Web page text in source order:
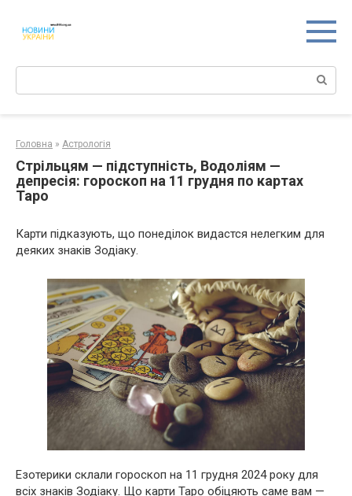
контенту
Поиск:
Головна » Астрологія
Стрільцям — підступність, Водоліям —
депресія: гороскоп на 11 грудня по картах
Таро
Карти підказують, що понеділок видастся нелегким для
деяких знаків Зодіаку.
Езотерики склали гороскоп на 11 грудня 2024 року для
всіх знаків Зодіаку. Що карти Таро обіцяють саме вам —